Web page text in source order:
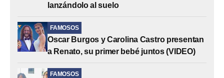
lanzándolo al suelo
FAMOSOS
Oscar Burgos y Carolina Castro presentan
a Renato, su primer bebé juntos (VIDEO)
FAMOSOS